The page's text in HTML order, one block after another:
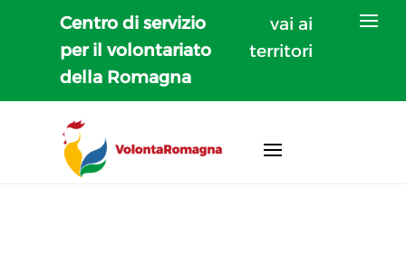
Centro di servizio
per il volontariato
della Romagna
vai ai
territori